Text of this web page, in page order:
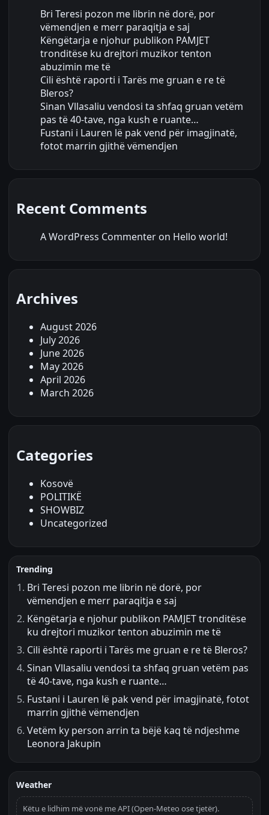
Bri Teresi pozon me librin në dorë, por
vëmendjen e merr paraqitja e saj
Këngëtarja e njohur publikon PAMJET
tronditëse ku drejtori muzikor tenton
abuzimin me të
Cili është raporti i Tarës me gruan e re të
Bleros?
Sinan Vllasaliu vendosi ta shfaq gruan vetëm
pas të 40-tave, nga kush e ruante…
Fustani i Lauren lë pak vend për imagjinatë,
fotot marrin gjithë vëmendjen
Recent Comments
A WordPress Commenter on Hello world!
Archives
August 2026
July 2026
June 2026
May 2026
April 2026
March 2026
Categories
Kosovë
POLITIKË
SHOWBIZ
Uncategorized
Trending
Bri Teresi pozon me librin në dorë, por
vëmendjen e merr paraqitja e saj
Këngëtarja e njohur publikon PAMJET tronditëse
ku drejtori muzikor tenton abuzimin me të
Cili është raporti i Tarës me gruan e re të Bleros?
Sinan Vllasaliu vendosi ta shfaq gruan vetëm pas
të 40-tave, nga kush e ruante…
Fustani i Lauren lë pak vend për imagjinatë, fotot
marrin gjithë vëmendjen
Vetëm ky person arrin ta bëjë kaq të ndjeshme
Leonora Jakupin
Weather
Këtu e lidhim më vonë me API (Open-Meteo ose tjetër).